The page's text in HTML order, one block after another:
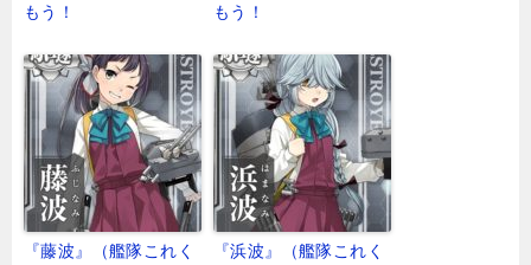
もう！
もう！
『藤波』（艦隊これく
『浜波』（艦隊これく